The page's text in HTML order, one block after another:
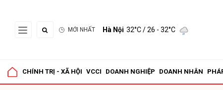
MỚI NHẤT Hà Nội 32°C/ 26 - 32°C
CHÍNH TRỊ - XÃ HỘI VCCI DOANH NGHIỆP DOANH NHÂN